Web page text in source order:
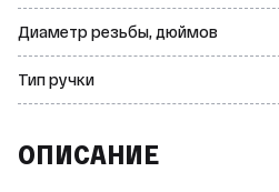
Диаметр резьбы, дюймов
Тип ручки
ОПИСАНИЕ